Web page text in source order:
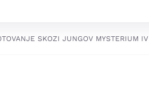
SKOZI JUNGOV MYSTERIUM IV